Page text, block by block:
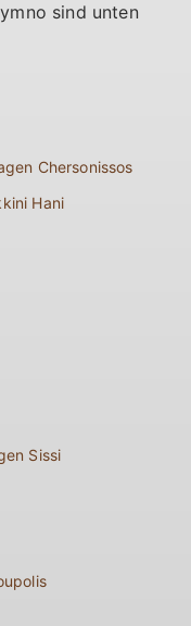
sind unten
Chersonissos
Hani
Sissi